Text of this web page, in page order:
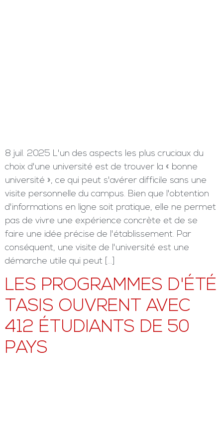
8 juil. 2025 L'un des aspects les plus cruciaux du
choix d'une université est de trouver la « bonne
université », ce qui peut s'avérer difficile sans une
visite personnelle du campus. Bien que l'obtention
d'informations en ligne soit pratique, elle ne permet
pas de vivre une expérience concrète et de se
faire une idée précise de l'établissement. Par
conséquent, une visite de l'université est une
démarche utile qui peut […]
LES PROGRAMMES D'ÉTÉ
TASIS OUVRENT AVEC
412 ÉTUDIANTS DE 50
PAYS